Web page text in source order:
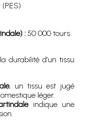
(PES)
: 50 000 tours
durabilité d’un tissu
, un tissu est jugé
léger.
indique une